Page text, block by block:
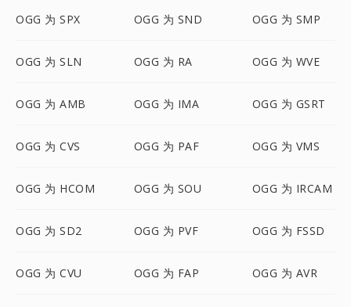
OGG 为 SPX OGG 为 SND OGG 为 SMP
OGG 为 SLN OGG 为 RA OGG 为 WVE
OGG 为 AMB OGG 为 IMA OGG 为 GSRT
OGG 为 CVS OGG 为 PAF OGG 为 VMS
OGG 为 HCOM OGG 为 SOU OGG 为 IRCAM
OGG 为 SD2 OGG 为 PVF OGG 为 FSSD
OGG 为 CVU OGG 为 FAP OGG 为 AVR